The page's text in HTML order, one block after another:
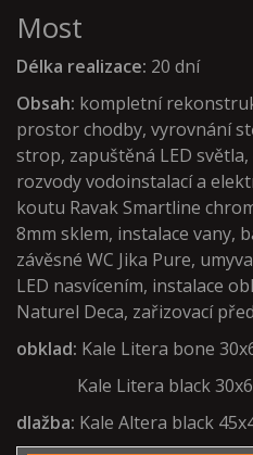
Most
Délka realizace: 20 dní
Obsah: kompletní
prostor chodby, vyrovnání
strop, zapuštěná LED
rozvody vodoinstalací a
koutu Ravak Smartline
8mm sklem, instalace vany,
závěsné WC Jika Pure,
LED nasvícením, instalace
Naturel Deca, zařizovací
obklad: Kale Litera bone
Kale Litera black
dlažba: Kale Altera black